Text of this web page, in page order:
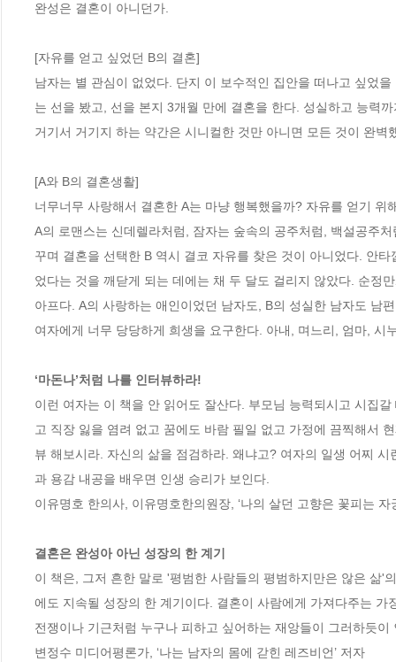
완성은 결혼이 아니던가.
[자유를 얻고 싶었던 B의 결혼]
남자는 별 관심이 없었다. 단지 이 보수적인 집안을 떠나고 싶었
는 선을 봤고, 선을 본지 3개월 만에 결혼을 한다. 성실하고 능력
거기서 거기지 하는 약간은 시니컬한 것만 아니면 모든 것이 완벽
[A와 B의 결혼생활]
너무너무 사랑해서 결혼한 A는 마냥 행복했을까? 자유를 얻기
A의 로맨스는 신데렐라처럼, 잠자는 숲속의 공주처럼, 백설공주
꾸며 결혼을 선택한 B 역시 결코 자유를 찾은 것이 아니었다. 안
었다는 것을 깨닫게 되는 데에는 채 두 달도 걸리지 않았다. 순정
아프다. A의 사랑하는 애인이었던 남자도, B의 성실한 남자도 남
여자에게 너무 당당하게 희생을 요구한다. 아내, 며느리, 엄마,
‘마돈나’처럼 나를 인터뷰하라!
이런 여자는 이 책을 안 읽어도 잘산다. 부모님 능력되시고 시집
고 직장 잃을 염려 없고 꿈에도 바람 필일 없고 가정에 끔찍해서
뷰 해보시라. 자신의 삶을 점검하라. 왜냐고? 여자의 일생 어찌
과 용감 내공을 배우면 인생 승리가 보인다.
이유명호 한의사, 이유명호한의원장, ‘나의 살던 고향은 꽃피는 자
결혼은 완성아 아닌 성장의 한 계기
이 책은, 그저 흔한 말로 '평범한 사람들의 평범하지만은 않은 삶'
에도 지속될 성장의 한 계기이다. 결혼이 사람에게 가져다주는
전쟁이나 기근처럼 누구나 피하고 싶어하는 재앙들이 그러하듯
변정수 미디어평론가, ‘나는 남자의 몸에 갇힌 레즈비언’ 저자